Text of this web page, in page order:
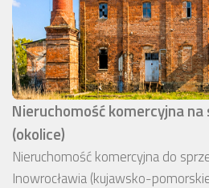
Nieruchomość komercyjna
(okolice)
Nieruchomość komercyjna do
Inowrocławia (kujawsko-